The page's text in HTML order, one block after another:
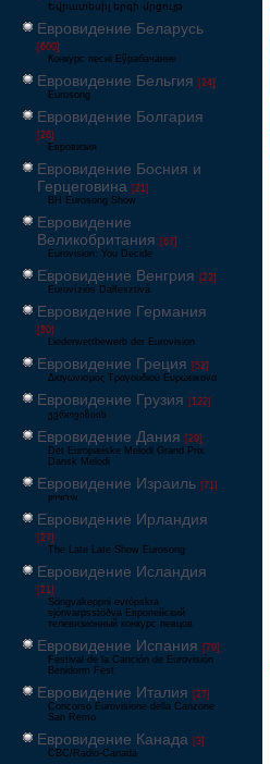
Եվրատեսիլ երգի մրցույթ
Евровидение Беларусь
[600]
Конкурс песні Еўрабачанне
Евровидение Бельгия [24]
Eurosong
Евровидение Болгария
[26]
Евровизия
Евровидение Босния и
Герцеговина [21]
BH Eurosong Show
Евровидение
Великобритания [67]
Eurovision: You Decide
Евровидение Венгрия [22]
Eurovíziós Dalfesztivá
Евровидение Германия
[80]
Liederwettbewerb der Eurovision
Евровидение Греция [52]
Διαγωνισμός Τραγουδιού Ευρώεικονα
Евровидение Грузия [122]
ევროვიზიის
Евровидение Дания [29]
Det Europæiske Melodi Grand Prix
Dansk Melodi
Евровидение Израиль [71]
‏אירוויזיון
Евровидение Ирландия
[27]
The Late Late Show Eurosong
Евровидение Исландия
[21]
Söngvakeppni evrópskra
sjónvarpsstöðva Европейский
телевизионный конкурс певцов
Евровидение Испания [79]
Festival de la Canción de Eurovisión
Benidorm Fest
Евровидение Италия [27]
Concorso Eurovisione della Canzone
San Remo
Евровидение Канада [3]
CBC/Radio-Canada